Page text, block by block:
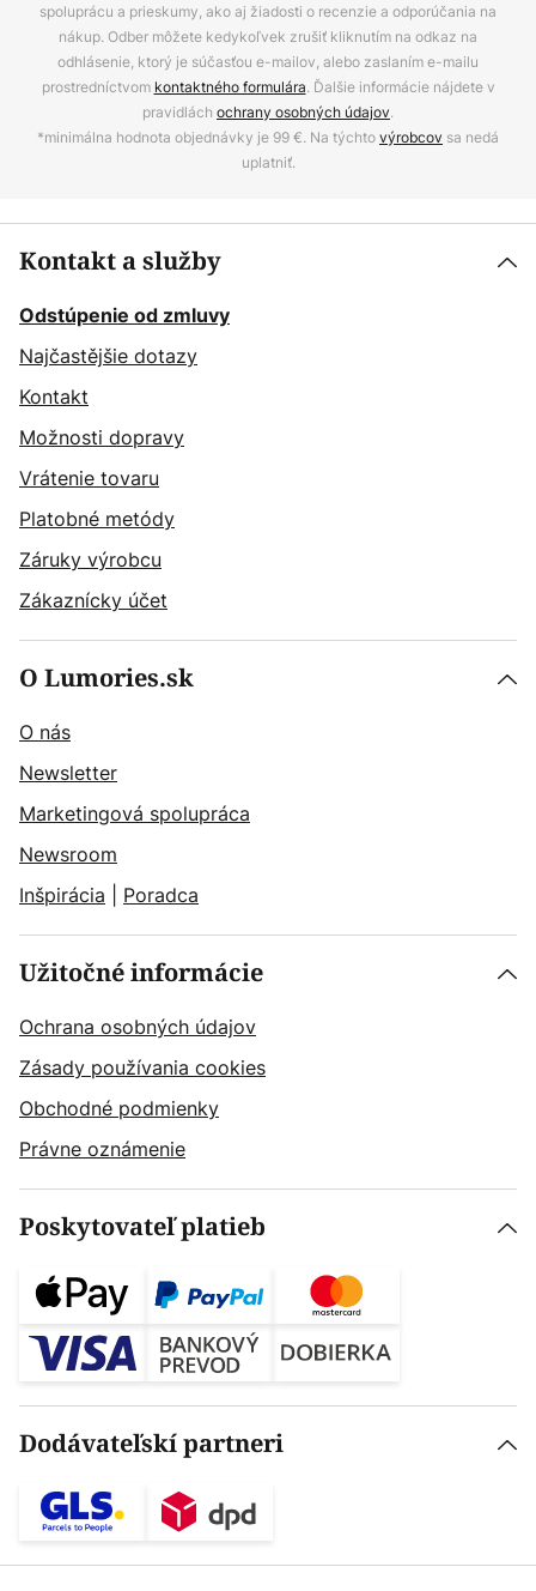
spoluprácu a prieskumy, ako aj žiadosti o recenzie a odporúčania na
nákup. Odber môžete kedykoľvek zrušiť kliknutím na odkaz na
odhlásenie, ktorý je súčasťou e-mailov, alebo zaslaním e-mailu
prostredníctvom kontaktného formulára. Ďalšie informácie nájdete v
pravidlách ochrany osobných údajov.
*minimálna hodnota objednávky je 99 €. Na týchtovýrobcov sa nedá
uplatniť.
Kontakt a služby
Odstúpenie od zmluvy
Najčastějšie dotazy
Kontakt
Možnosti dopravy
Vrátenie tovaru
Platobné metódy
Záruky výrobcu
Zákaznícky účet
O Lumories.sk
O nás
Newsletter
Marketingová spolupráca
Newsroom
Inšpirácia
Poradca
Užitočné informácie
Ochrana osobných údajov
Zásady používania cookies
Obchodné podmienky
Právne oznámenie
Poskytovateľ platieb
Dodávateľskí partneri